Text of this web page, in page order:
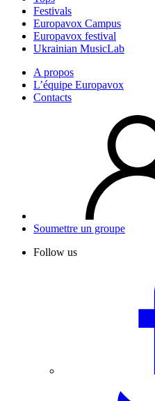
Festivals
Europavox Campus
Europavox festival
Ukrainian MusicLab
A propos
L’équipe Europavox
Contacts
Soumettre un groupe
Follow us